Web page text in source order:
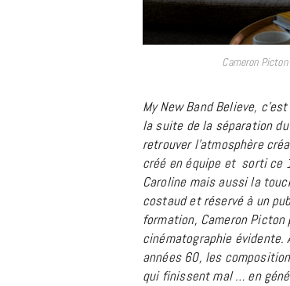
Cameron
My New Band Believe,
la suite de la séparation
retrouver l’atmosphère
créé en équipe et sorti ce
Caroline mais aussi la
costaud et réservé à un
formation, Cameron
cinématographie évidente.
années 60, les
qui finissent mal … en